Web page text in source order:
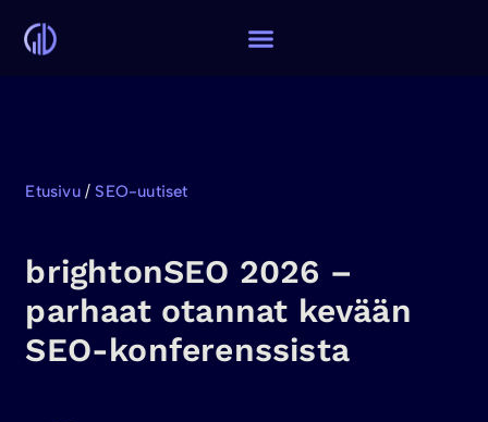
Etusivu/SEO-uutiset
brightonSEO 2026 –
parhaat otannat kevään
SEO-konferenssista